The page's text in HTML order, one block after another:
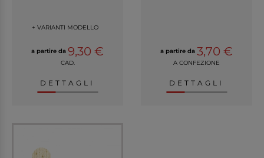
+ VARIANTI MODELLO
a partire da 9,30 €
CAD.
DETTAGLI
a partire da 3,70 €
A CONFEZIONE
DETTAGLI